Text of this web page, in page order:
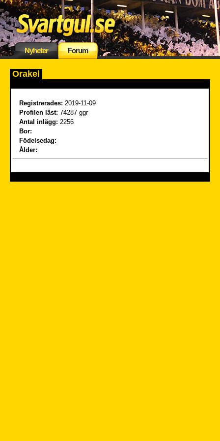
Nyheter Forum
Orakel
Registrerades: 2019-11-09
Profilen läst: 74287 ggr
Antal inlägg: 2256
Bor:
Födelsedag:
Ålder: